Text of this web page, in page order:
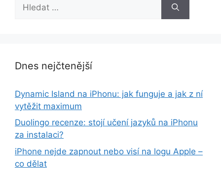
Dnes nejčtenější
Dynamic Island na iPhonu: jak funguje a jak z ní
vytěžit maximum
Duolingo recenze: stojí učení jazyků na iPhonu
za instalaci?
iPhone nejde zapnout nebo visí na logu Apple –
co dělat